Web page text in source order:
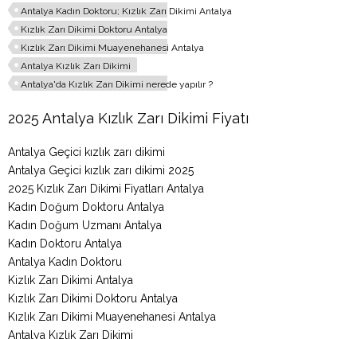
Antalya Kadın Doktoru; Kızlık Zarı Dikimi Antalya
Kızlık Zarı Dikimi Doktoru Antalya
Kızlık Zarı Dikimi Muayenehanesi Antalya
Antalya Kızlık Zarı Dikimi
Antalya'da Kızlık Zarı Dikimi nerede yapılır ?
2025 Antalya Kızlık Zarı Dikimi Fiyatı
Antalya Geçici kızlık zarı dikimi
Antalya Geçici kızlık zarı dikimi 2025
2025 Kızlık Zarı Dikimi Fiyatları Antalya
Kadın Doğum Doktoru Antalya
Kadın Doğum Uzmanı Antalya
Kadın Doktoru Antalya
Antalya Kadın Doktoru
Kizlık Zarı Dikimi Antalya
Kızlık Zarı Dikimi Doktoru Antalya
Kızlık Zarı Dikimi Muayenehanesi Antalya
Antalya Kızlık Zarı Dikimi